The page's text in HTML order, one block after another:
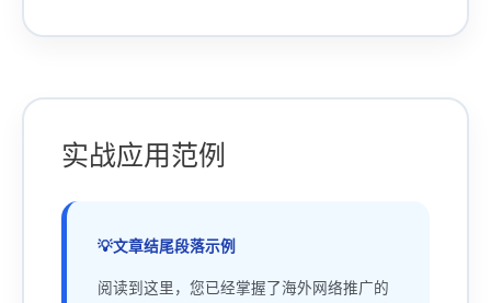
实战应用范例
文章结尾段落示例
阅读到这里，您已经掌握了海外网络推广的